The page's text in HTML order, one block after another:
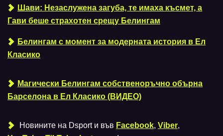
Шави: Незаслужена загуба, те имаха късмет, а
Гави беше страхотен срещу Белингам
Белингам с момент за модерната история в Ел
Класико
Магически Белингам собственоръчно обърна
Барселона в Ел Класико (ВИДЕО)
Новините на Dsport и във Facebook, Viber,